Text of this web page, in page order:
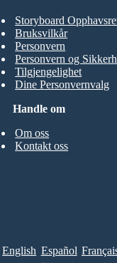
Handle om
Om oss
Kontakt oss
Storyboard
Bruksvilkår
Personvern
Personvern og
Tilgjengelighet
Dine Personvernvalg
English Español